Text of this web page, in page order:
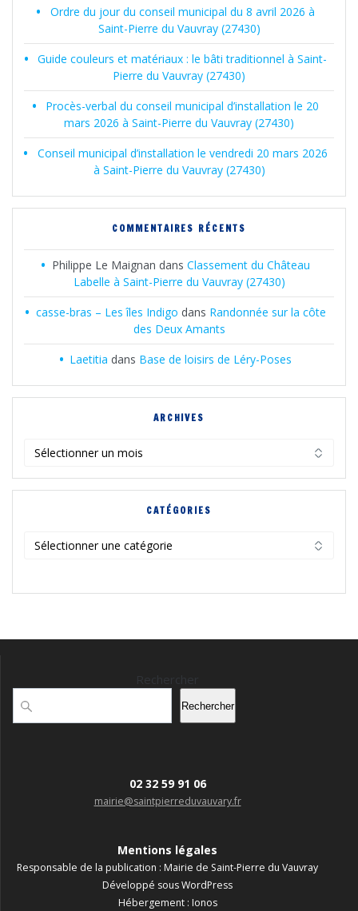
Ordre du jour du conseil municipal du 8 avril 2026 à
Saint-Pierre du Vauvray (27430)
Guide couleurs et matériaux : le bâti traditionnel à Saint-
Pierre du Vauvray (27430)
Procès-verbal du conseil municipal d’installation le 20
mars 2026 à Saint-Pierre du Vauvray (27430)
Conseil municipal d’installation le vendredi 20 mars 2026
à Saint-Pierre du Vauvray (27430)
COMMENTAIRES RÉCENTS
Philippe Le Maignan dans Classement du Château
Labelle à Saint-Pierre du Vauvray (27430)
casse-bras – Les îles Indigo dans Randonnée sur la côte
des Deux Amants
Laetitia dans Base de loisirs de Léry-Poses
ARCHIVES
CATÉGORIES
Rechercher
02 32 59 91 06
mairie@saintpierreduvauvary.fr
Mentions légales
Responsable de la publication : Mairie de Saint-Pierre du Vauvray
Développé sous WordPress
Hébergement : Ionos